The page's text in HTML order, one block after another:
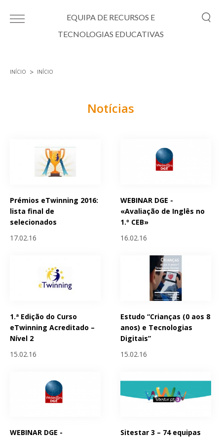
EQUIPA DE RECURSOS E
TECNOLOGIAS EDUCATIVAS
INÍCIO INÍCIO
Notícias
Prémios eTwinning 2016:
lista final de
selecionados
17.02.16
WEBINAR DGE -
«Avaliação de Inglês no
1.º CEB»
16.02.16
1.ª Edição do Curso
eTwinning Acreditado –
Nível 2
15.02.16
Estudo “Crianças (0 aos 8
anos) e Tecnologias
Digitais”
15.02.16
WEBINAR DGE -
Sitestar 3 – 74 equipas
Páginas